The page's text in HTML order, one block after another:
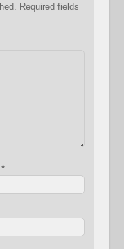
Required fields
*